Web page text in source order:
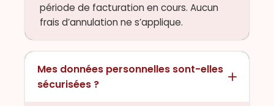
période de facturation en cours. Aucun
frais d’annulation ne s’applique.
Mes données personnelles sont-elles
sécurisées ?